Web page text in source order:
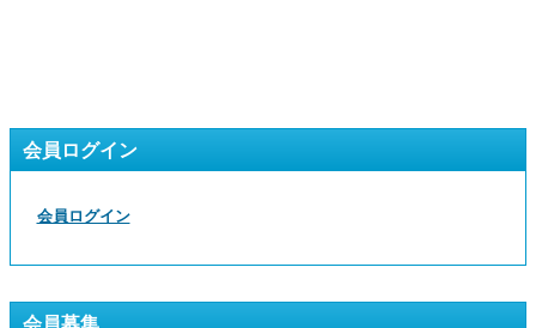
会員ログイン
会員ログイン